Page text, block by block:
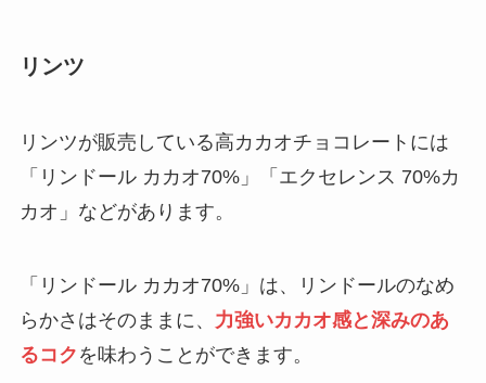
リンツ
リンツが販売している高カカオチョコレートには
「リンドール カカオ70%」「エクセレンス 70%カ
カオ」などがあります。
「リンドール カカオ70%」は、リンドールのなめ
らかさはそのままに、 力強いカカオ感と深みのあ
るコク を味わうことができます。